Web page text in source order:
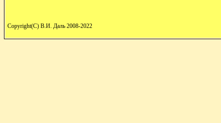
Copyright(C) В.И. Даль 2008-2022